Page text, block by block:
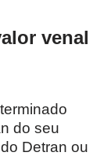
venal
do seu
Detran ou